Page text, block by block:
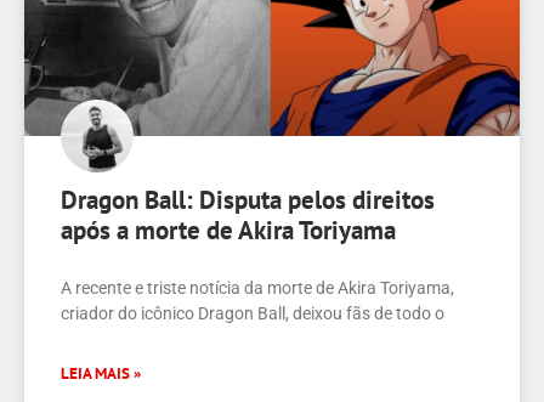
Dragon Ball: Disputa pelos direitos
após a morte de Akira Toriyama
A recente e triste notícia da morte de Akira Toriyama,
criador do icônico Dragon Ball, deixou fãs de todo o
LEIA MAIS »